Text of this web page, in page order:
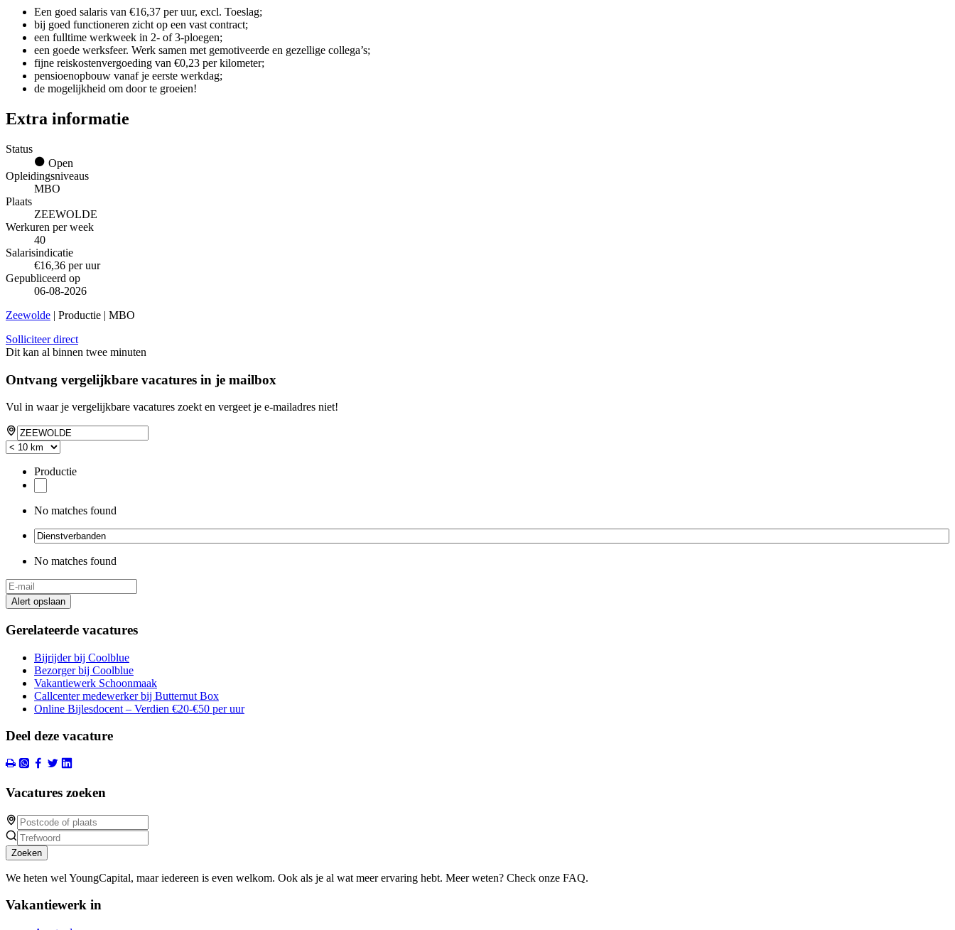
Een goed salaris van €16,37 per uur, excl. Toeslag;
bij goed functioneren zicht op een vast contract;
een fulltime werkweek in 2- of 3-ploegen;
een goede werksfeer. Werk samen met gemotiveerde en gezellige collega’s;
fijne reiskostenvergoeding van €0,23 per kilometer;
pensioenopbouw vanaf je eerste werkdag;
de mogelijkheid om door te groeien!
Extra informatie
Status
Open
Opleidingsniveaus
MBO
Plaats
ZEEWOLDE
Werkuren per week
40
Salarisindicatie
€16,36 per uur
Gepubliceerd op
06-08-2026
Zeewolde | Productie | MBO
Solliciteer direct
Dit kan al binnen twee minuten
Ontvang vergelijkbare vacatures in je mailbox
Vul in waar je vergelijkbare vacatures zoekt en vergeet je e-mailadres niet!
Productie
No matches found
No matches found
Alert opslaan
Gerelateerde vacatures
Bijrijder bij Coolblue
Bezorger bij Coolblue
Vakantiewerk Schoonmaak
Callcenter medewerker bij Butternut Box
Online Bijlesdocent – Verdien €20-€50 per uur
Deel deze vacature
Vacatures zoeken
Zoeken
We heten wel YoungCapital, maar iedereen is even welkom. Ook als je al wat meer ervaring hebt. Meer weten? Check onze FAQ.
Vakantiewerk in